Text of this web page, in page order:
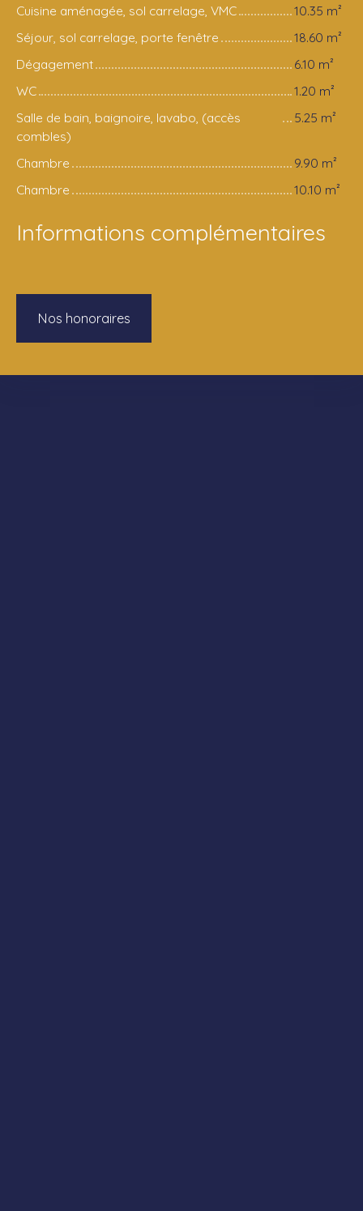
Cuisine aménagée, sol carrelage, VMC
10.35 m²
Séjour, sol carrelage, porte fenêtre
18.60 m²
Dégagement
6.10 m²
WC
1.20 m²
Salle de bain, baignoire, lavabo, (accès
combles)
5.25 m²
Chambre
9.90 m²
Chambre
10.10 m²
Informations complémentaires
Nos honoraires